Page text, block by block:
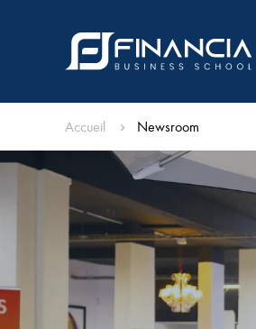
Accueil Newsroom